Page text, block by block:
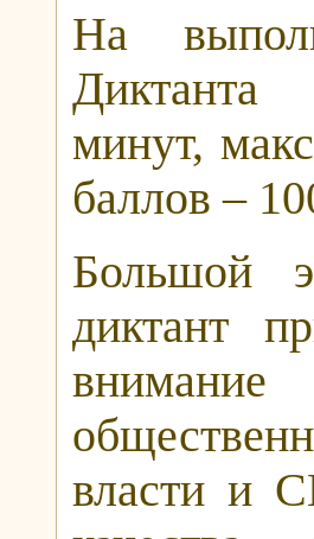
На
минут,
баллов –
Большой
диктант
власти и